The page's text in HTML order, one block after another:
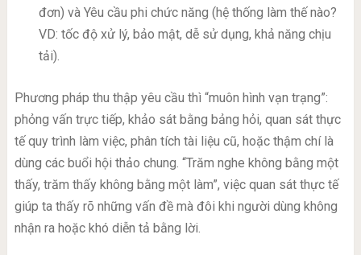
đơn) và Yêu cầu phi chức năng (hệ thống làm thế nào?
VD: tốc độ xử lý, bảo mật, dễ sử dụng, khả năng chịu
tải).
Phương pháp thu thập yêu cầu thì “muôn hình vạn trạng”:
phỏng vấn trực tiếp, khảo sát bằng bảng hỏi, quan sát thực
tế quy trình làm việc, phân tích tài liệu cũ, hoặc thậm chí là
dùng các buổi hội thảo chung. “Trăm nghe không bằng một
thấy, trăm thấy không bằng một làm”, việc quan sát thực tế
giúp ta thấy rõ những vấn đề mà đôi khi người dùng không
nhận ra hoặc khó diễn tả bằng lời.